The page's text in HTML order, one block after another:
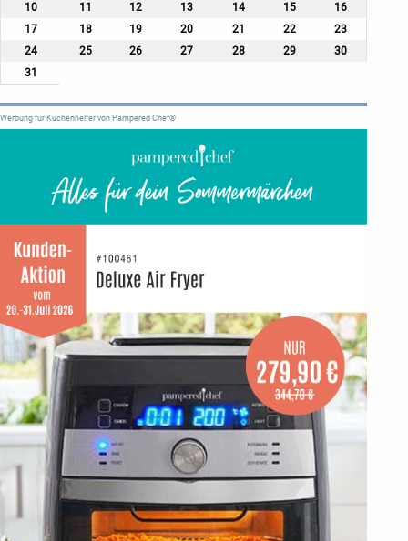
10
11 12 13 14 15
16
17
18 19 20 21 22
23
24
25 26 27 28 29
30
31
Werbung für Küchenhelfer von Pampered Chef®